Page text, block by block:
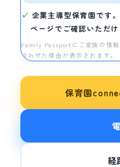
企業主導型保育園です
ページでご確認いただけ
Family Passportにご家族の情
合わせた理由が表示されます。
保育園
経